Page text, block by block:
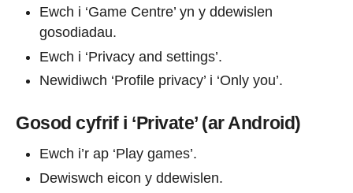
Ewch i ‘Game Centre’ yn y ddewislen
gosodiadau.
Ewch i ‘Privacy and settings’.
Newidiwch ‘Profile privacy’ i ‘Only you’.
Gosod cyfrif i ‘Private’ (ar Android)
Ewch i’r ap ‘Play games’.
Dewiswch eicon y ddewislen.